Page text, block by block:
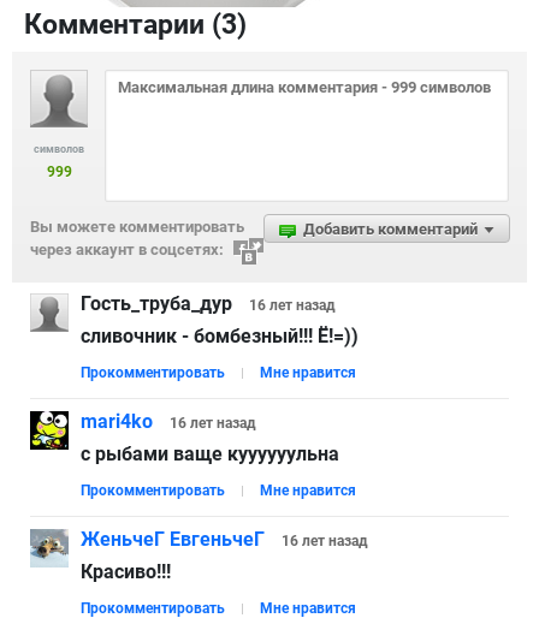
Комментарии (3)
символов
999
Добавить комментарий
Вы можете комментировать
через аккаунт в соцсетях:
Гость_труба_дур 16 лет назад
сливочник - бомбезный!!! Ё!=))
Прокомментировать Мне нравится
mari4ko 16 лет назад
с рыбами ваще куууууульна
Прокомментировать Мне нравится
ЖеньчеГ ЕвгеньчеГ 16 лет назад
Красиво!!!
Прокомментировать Мне нравится